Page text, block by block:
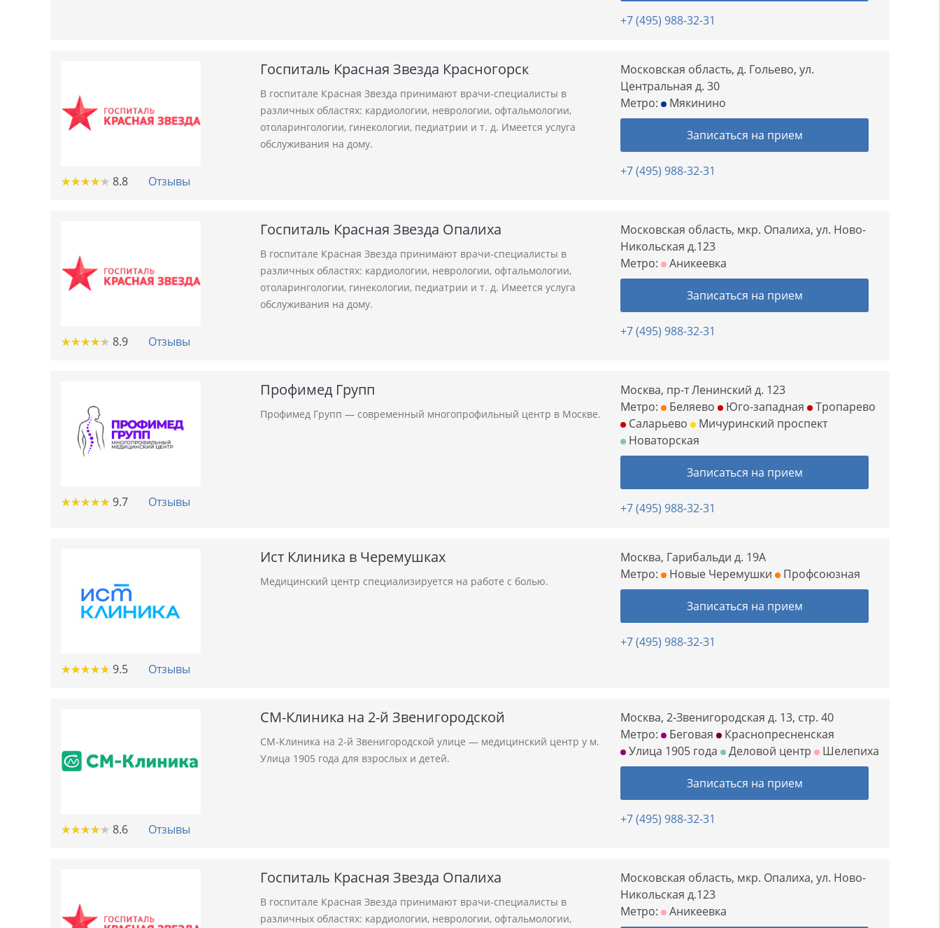
+7 (495) 988-32-31
★★★★★
★★★★★ 8.8 Отзывы
Госпиталь Красная Звезда Красногорск
В госпитале Красная Звезда принимают врачи-специалисты в
различных областях: кардиологии, неврологии, офтальмологии,
отоларингологии, гинекологии, педиатрии и т. д. Имеется услуга
обслуживания на дому.
Московская область, д. Гольево, ул.
Центральная д. 30
Метро:
Мякинино
Записаться на прием
+7 (495) 988-32-31
★★★★★
★★★★★ 8.9 Отзывы
Госпиталь Красная Звезда Опалиха
В госпитале Красная Звезда принимают врачи-специалисты в
различных областях: кардиологии, неврологии, офтальмологии,
отоларингологии, гинекологии, педиатрии и т. д. Имеется услуга
обслуживания на дому.
Московская область, мкр. Опалиха, ул. Ново-
Никольская д.123
Метро:
Аникеевка
Записаться на прием
+7 (495) 988-32-31
★★★★★
★★★★★ 9.7 Отзывы
Профимед Групп
Профимед Групп — современный многопрофильный центр в Москве.
Москва, пр-т Ленинский д. 123
Метро:
Беляево Юго-западная
Тропарево
Саларьево
Мичуринский проспект
Новаторская
Записаться на прием
+7 (495) 988-32-31
★★★★★
★★★★★ 9.5 Отзывы
Ист Клиника в Черемушках
Медицинский центр специализируется на работе с болью.
Москва, Гарибальди д. 19А
Метро:
Новые Черемушки Профсоюзная
Записаться на прием
+7 (495) 988-32-31
★★★★★
★★★★★ 8.6 Отзывы
СМ-Клиника на 2-й Звенигородской
СМ-Клиника на 2-й Звенигородской улице — медицинский центр у м.
Улица 1905 года для взрослых и детей.
Москва, 2-Звенигородская д. 13, стр. 40
Метро:
Беговая
Краснопресненская
Улица 1905 года
Деловой центр Шелепиха
Записаться на прием
+7 (495) 988-32-31
Госпиталь Красная Звезда Опалиха
В госпитале Красная Звезда принимают врачи-специалисты в
различных областях: кардиологии, неврологии, офтальмологии,
Московская область, мкр. Опалиха, ул. Ново-
Никольская д.123
Метро:
Аникеевка